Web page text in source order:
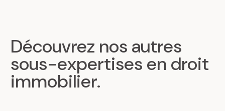
Découvrez nos autres
sous-expertises en droit
immobilier.